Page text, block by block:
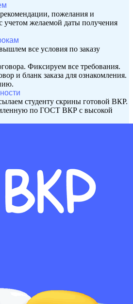
пожелания и
учетом желаемой даты получения
все условия по заказу
Фиксируем все требования.
и бланк заказа для ознакомления.
студенту скрины готовой ВКР.
по ГОСТ ВКР с высокой